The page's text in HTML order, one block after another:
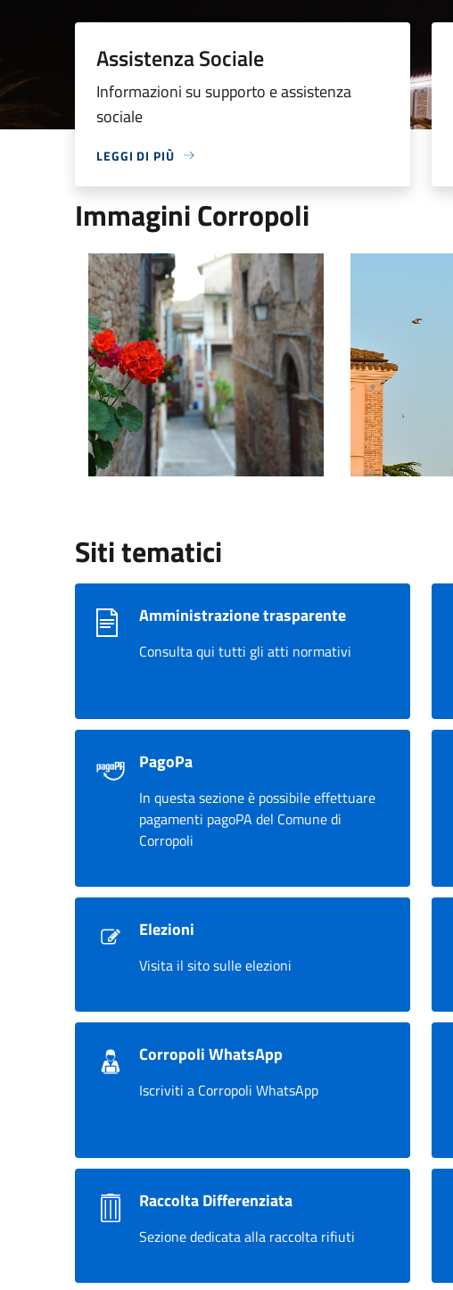
Assistenza Sociale
Informazioni su supporto e assistenza
sociale
LEGGI DI PIÙ
Immagini Corropoli
Scorcio
Siti tematici
Amministrazione trasparente
Consulta qui tutti gli atti normativi
PagoPa
In questa sezione è possibile effettuare
pagamenti pagoPA del Comune di
Corropoli
Elezioni
Visita il sito sulle elezioni
Corropoli WhatsApp
Iscriviti a Corropoli WhatsApp
Raccolta Differenziata
Sezione dedicata alla raccolta rifiuti